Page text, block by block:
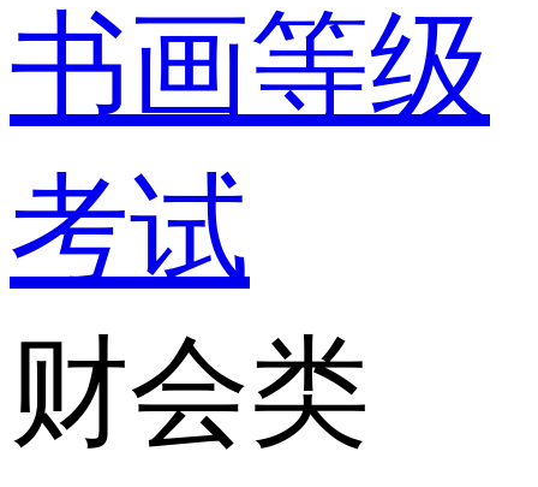
书画等级
考试
财会类